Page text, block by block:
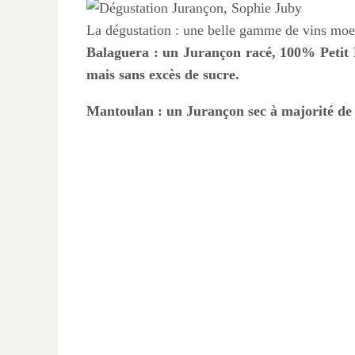
La dégustation : une belle gamme de vins
Balaguera : un Jurançon racé, 100%
mais sans excès de sucre.
Mantoulan : un Jurançon sec à majorité